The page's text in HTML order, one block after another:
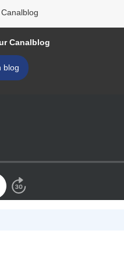
Canalblog
blog